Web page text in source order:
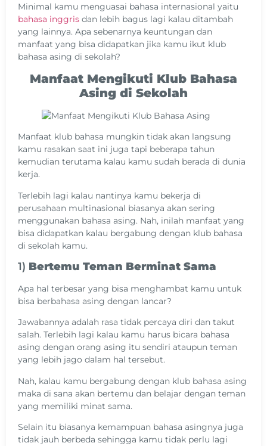
Minimal kamu menguasai bahasa internasional yaitu
bahasa inggris dan lebih bagus lagi kalau ditambah
yang lainnya. Apa sebenarnya keuntungan dan
manfaat yang bisa didapatkan jika kamu ikut klub
bahasa asing di sekolah?
Manfaat Mengikuti Klub Bahasa
Asing di Sekolah
Manfaat klub bahasa mungkin tidak akan langsung
kamu rasakan saat ini juga tapi beberapa tahun
kemudian terutama kalau kamu sudah berada di dunia
kerja.
Terlebih lagi kalau nantinya kamu bekerja di
perusahaan multinasional biasanya akan sering
menggunakan bahasa asing. Nah, inilah manfaat yang
bisa didapatkan kalau bergabung dengan klub bahasa
di sekolah kamu.
1) Bertemu Teman Berminat Sama
Apa hal terbesar yang bisa menghambat kamu untuk
bisa berbahasa asing dengan lancar?
Jawabannya adalah rasa tidak percaya diri dan takut
salah. Terlebih lagi kalau kamu harus bicara bahasa
asing dengan orang asing itu sendiri ataupun teman
yang lebih jago dalam hal tersebut.
Nah, kalau kamu bergabung dengan klub bahasa asing
maka di sana akan bertemu dan belajar dengan teman
yang memiliki minat sama.
Selain itu biasanya kemampuan bahasa asingnya juga
tidak jauh berbeda sehingga kamu tidak perlu lagi